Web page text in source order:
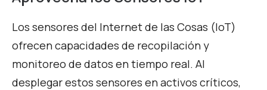
Los sensores del Internet de las Cosas (IoT)
ofrecen capacidades de recopilación y
monitoreo de datos en tiempo real. Al
desplegar estos sensores en activos críticos,